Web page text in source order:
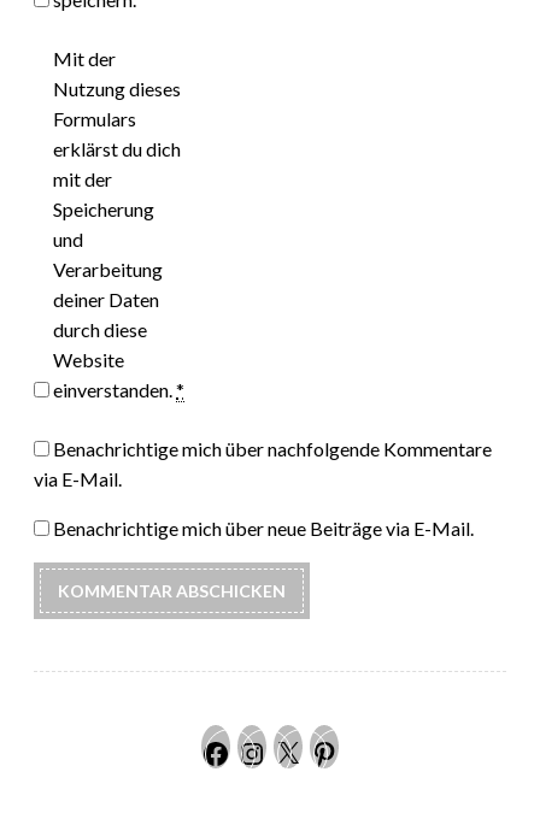
Mit der
Nutzung dieses
Formulars
erklärst du dich
mit der
Speicherung
und
Verarbeitung
deiner Daten
durch diese
Website
einverstanden.*
Benachrichtige mich über nachfolgende Kommentare
via E-Mail.
Benachrichtige mich über neue Beiträge via E-Mail.
Facebook
Instagram
Twitter